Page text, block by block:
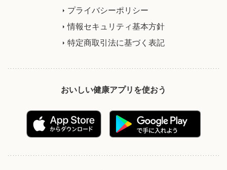
プライバシーポリシー
情報セキュリティ基本方針
特定商取引法に基づく表記
おいしい健康アプリを使おう